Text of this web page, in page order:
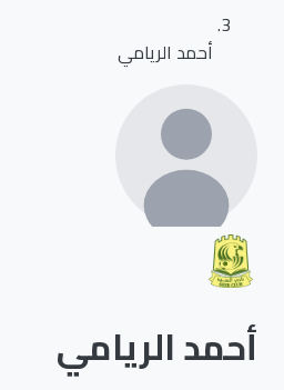
أحمد الريامي
أحمد الريامي